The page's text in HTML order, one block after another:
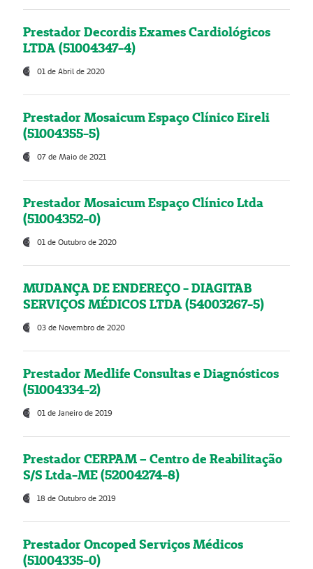
Prestador Decordis Exames Cardiológicos
LTDA (51004347-4)
01 de Abril de 2020
Prestador Mosaicum Espaço Clínico Eireli
(51004355-5)
07 de Maio de 2021
Prestador Mosaicum Espaço Clínico Ltda
(51004352-0)
01 de Outubro de 2020
MUDANÇA DE ENDEREÇO - DIAGITAB
SERVIÇOS MÉDICOS LTDA (54003267-5)
03 de Novembro de 2020
Prestador Medlife Consultas e Diagnósticos
(51004334-2)
01 de Janeiro de 2019
Prestador CERPAM – Centro de Reabilitação
S/S Ltda-ME (52004274-8)
18 de Outubro de 2019
Prestador Oncoped Serviços Médicos
(51004335-0)